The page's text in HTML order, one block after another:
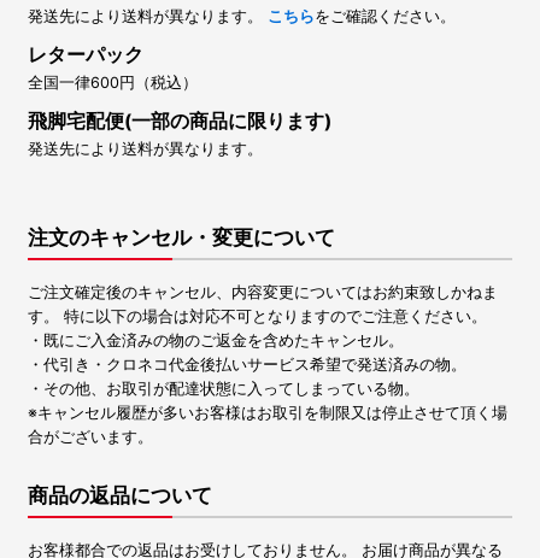
発送先により送料が異なります。 こちらをご確認ください。
レターパック
全国一律600円（税込）
飛脚宅配便(一部の商品に限ります)
発送先により送料が異なります。
注文のキャンセル・変更について
ご注文確定後のキャンセル、内容変更についてはお約束致しかねま
す。 特に以下の場合は対応不可となりますのでご注意ください。
・既にご入金済みの物のご返金を含めたキャンセル。
・代引き・クロネコ代金後払いサービス希望で発送済みの物。
・その他、お取引が配達状態に入ってしまっている物。
※キャンセル履歴が多いお客様はお取引を制限又は停止させて頂く場
合がございます。
商品の返品について
お客様都合での返品はお受けしておりません。 お届け商品が異なる